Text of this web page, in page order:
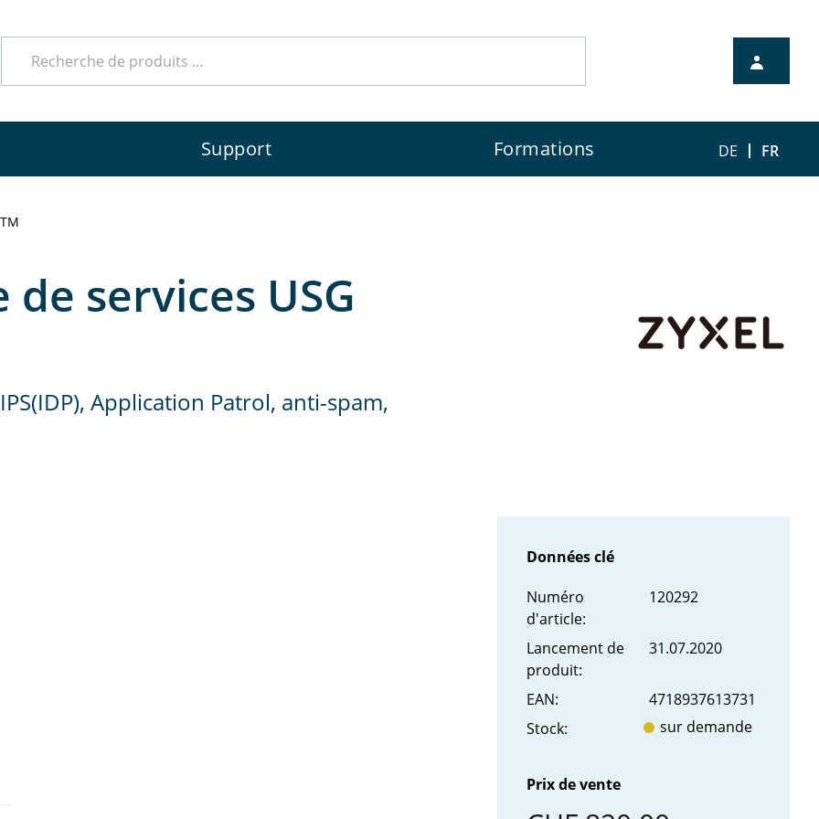
Support Formations DE FR
services USG
Application Patrol, anti-spam,
Données clé
Numéro
d'article:
120292
Lancement de
produit:
31.07.2020
EAN:
4718937613731
Stock:
sur demande
Prix de vente
nos partenaires compétents qui se tiennent à votre disposition pour la